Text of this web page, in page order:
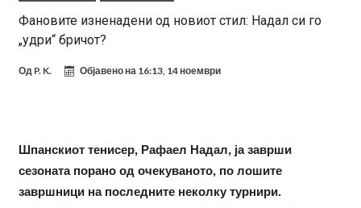
центарот на сè – Нејмар!
Интер се насочува кон англиски репрезентативец
Барселона и Манчестер Сити се сè поблиску до договор за Родри
во Ливерпул
Шок на тренингот на Барселона: Се слушна врисок, а потоа со
солзи го напушти теренот
Крај на сагата со Хари Кејн: Англичанецот ја соопшти конечната
Фановите изненадени од новиот стил: Надал си го
„удри“ бричот?
Од P. K. Објавено на 16:13, 14 ноември
Шпанскиот тенисер, Рафаел Надал, ја заврши
сезоната порано од очекуваното, по лошите
завршници на последните неколку турнири.